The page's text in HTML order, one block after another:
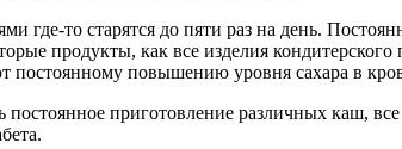
то старятся до пяти раз на день.
продукты, как все изделия
постоянному повышению уровня сахара в
приготовление различных каш,